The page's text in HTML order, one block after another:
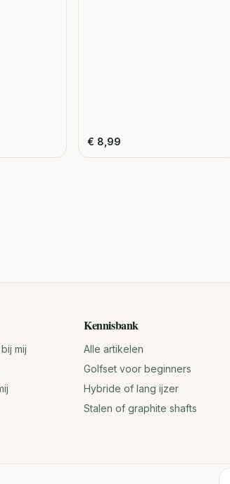
€ 8,99
mij
Kennisbank
Alle artikelen
Golfset voor beginners
Hybride of lang ijzer
Stalen of graphite shafts